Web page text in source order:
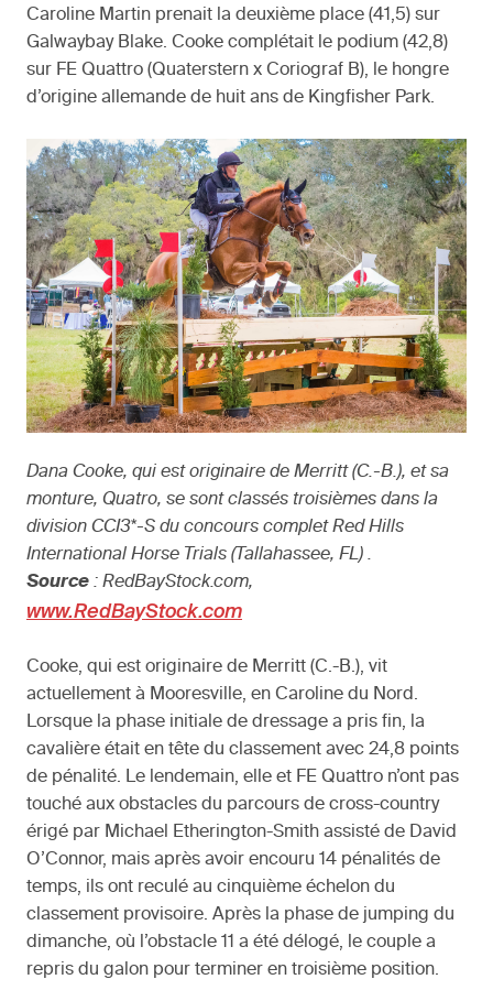
Caroline Martin prenait la deuxième place (41,5) sur
Galwaybay Blake. Cooke complétait le podium (42,8)
sur FE Quattro (Quaterstern x Coriograf B), le hongre
d’origine allemande de huit ans de Kingfisher Park.
Dana Cooke, qui est originaire de Merritt (C.-B.), et sa
monture, Quatro, se sont classés troisièmes dans la
division CCI3*-S du concours complet Red Hills
International Horse Trials (Tallahassee, FL) .
Source : RedBayStock.com,
www.RedBayStock.com
Cooke, qui est originaire de Merritt (C.-B.), vit
actuellement à Mooresville, en Caroline du Nord.
Lorsque la phase initiale de dressage a pris fin, la
cavalière était en tête du classement avec 24,8 points
de pénalité. Le lendemain, elle et FE Quattro n’ont pas
touché aux obstacles du parcours de cross-country
érigé par Michael Etherington-Smith assisté de David
O’Connor, mais après avoir encouru 14 pénalités de
temps, ils ont reculé au cinquième échelon du
classement provisoire. Après la phase de jumping du
dimanche, où l’obstacle 11 a été délogé, le couple a
repris du galon pour terminer en troisième position.